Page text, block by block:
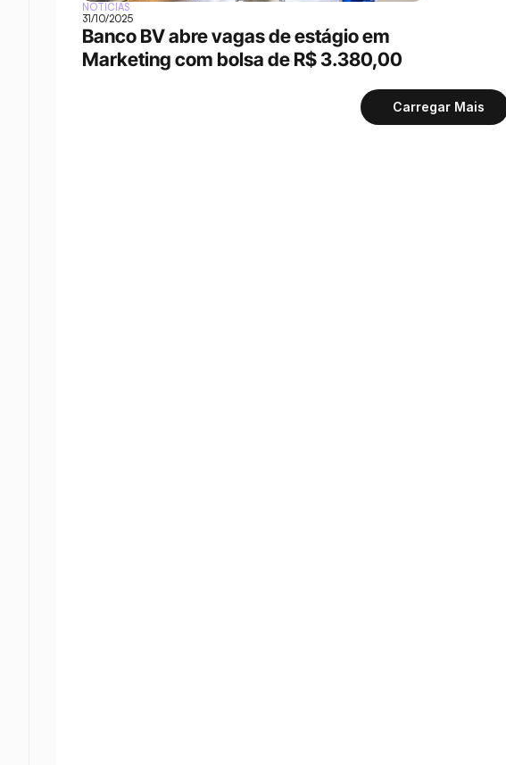
NOTÍCIAS
31/10/2025
Banco BV abre vagas de estágio em
Marketing com bolsa de R$ 3.380,00
Carregar Mais